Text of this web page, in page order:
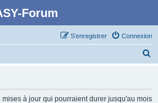
Forum
Connexion
S’enregistrer
à jour qui pourraient durer jusqu'au mois